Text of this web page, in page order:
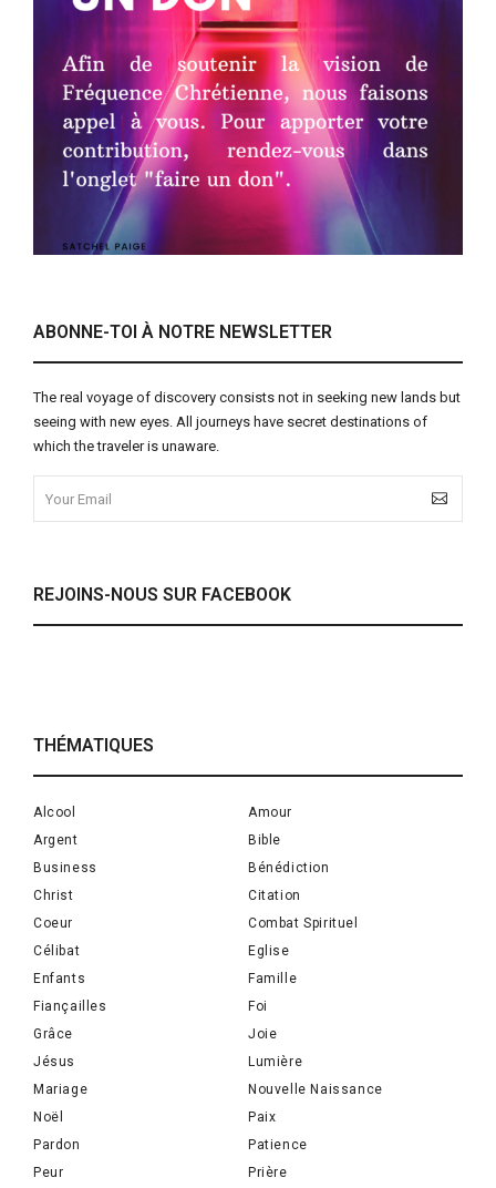
ABONNE-TOI À NOTRE NEWSLETTER
The real voyage of discovery consists not in seeking new lands but
seeing with new eyes. All journeys have secret destinations of
which the traveler is unaware.
REJOINS-NOUS SUR FACEBOOK
THÉMATIQUES
Alcool
Amour
Argent
Bible
Business
Bénédiction
Christ
Citation
Coeur
Combat Spirituel
Célibat
Eglise
Enfants
Famille
Fiançailles
Foi
Grâce
Joie
Jésus
Lumière
Mariage
Nouvelle Naissance
Noël
Paix
Pardon
Patience
Peur
Prière